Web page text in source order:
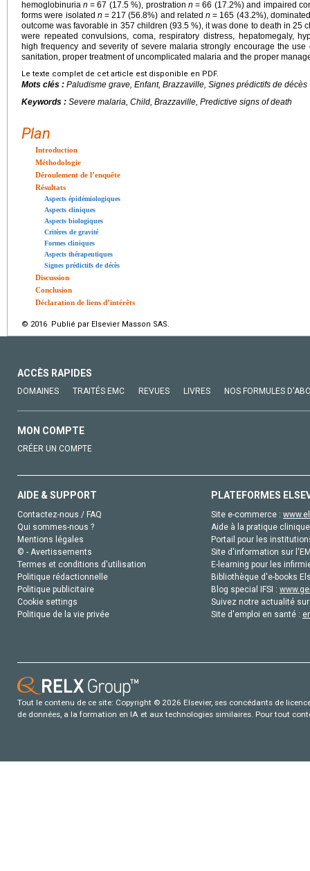
hemoglobinurian = 67 (17.5 %), prostrationn = 66 (17.2%) and impaired
forms were isolated n = 217 (56.8%) and relatedn = 165 (43.2%),
outcome was favorable in 357 children (93.5 %), it was done to death in 25
were repeated convulsions, coma, respiratory distress, hepatomegaly,
high frequency and severity of severe malaria strongly encourage the
sanitation, proper treatment of uncomplicated malaria and the proper
Le texte complet de cet article est disponible en PDF.
Mots clés : Paludisme grave, Enfant, Brazzaville, Signes prédictifs de décès
Keywords : Severe malaria, Child, Brazzaville, Predictive signs of death
Plan
Introduction
Méthodologie
Déroulement de l’enquête
Résultats
Aspects épidémiologiques
Aspects cliniques
Aspects biologiques
Critères de gravité
Formes cliniques
Aspects thérapeutiques
Signes prédictifs de décès
Discussion
Conclusion
Déclaration de liens d’intérêts
© 2016 Publié par Elsevier Masson SAS.
ACCÈS RAPIDES
DOMAINES TRAITÉS EMC REVUES LIVRES NOS FORMULES
MON COMPTE
CRÉER UN COMPTE
AIDE & SUPPORT
Contactez-nous / FAQ
Qui sommes-nous ?
Mentions légales
© - Avertissements
Termes et conditions d'utilisation
Politique rédactionnelle
Politique publicitaire
Cookie settings
Politique de la vie privée
PLATEFORMES
Site e-commerce :
Aide à la pratique
Portail pour les
Site d'information sur
E-learning pour les
Bibliothèque d'e-books
Blog special IFSI :
Suivez notre actualité
Site d'emploi en santé :
Tout le contenu de ce site: Copyright © 2026 Elsevier, ses concédants de
de données, a la formation en IA et aux technologies similaires. Pour tout